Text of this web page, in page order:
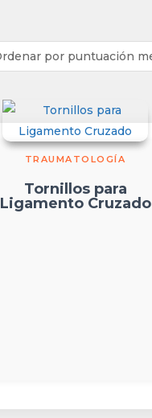
TRAUMATOLOGÍA
Tornillos para
Ligamento Cruzado